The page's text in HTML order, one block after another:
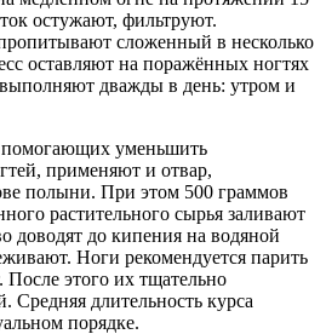
остужают, фильтруют.
сложенный в несколько
оставляют на поражённых ногтях
дважды в день: утром и
помогающих уменьшить
применяют и отвар,
полыни. При этом 500 граммов
растительного сырья заливают
доводят до кипения на водяной
Ноги рекомендуется парить
этого их тщательно
длительность курса
порядке.